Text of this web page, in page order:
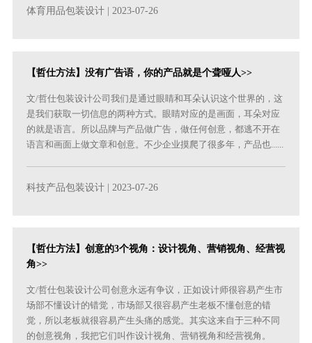
体育用品包装设计 | 2023-07-26
【哲仕方法】没有广告语，你的产品就是个聋哑人>>
文/哲仕包装设计公司我们是通过眼睛和耳朵认识这个世界的，这
是我们获取一切信息的两种方式。眼睛对应的是画面，耳朵对应
的就是语言。所以品牌与产品做广告，做任何创意，都逃不开在
语言和画面上做文章和创意。不少企业摸爬了很多年，产品也......
科技产品包装设计 | 2023-07-26
【哲仕方法】创意的3个视角：设计视角、营销视角、经营视
角>>
文/哲仕包装设计公司创意永远有争议，正如设计师很容易产生市
场部不懂设计的错觉，市场部又很容易产生老板不懂创意的错
觉，所以老板就很容易产生头痛的感觉。其实这来自于三种不同
的创意视角，我把它们叫作设计视角、营销视角和经营视角。